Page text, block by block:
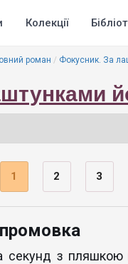
Колекції
роман
Фокусник. За
1 2 3
секунд з